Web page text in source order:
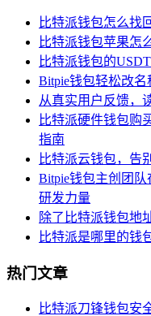
比特派钱包怎么找
比特派钱包苹果怎
比特派钱包的
Bitpie钱包轻松改
从真实用户反馈，
比特派硬件钱包购
指南
比特派云钱包，告
Bitpie钱包主创团
研发力量
除了比特派钱包地
比特派是哪里的钱
热门文章
比特派刀锋钱包安